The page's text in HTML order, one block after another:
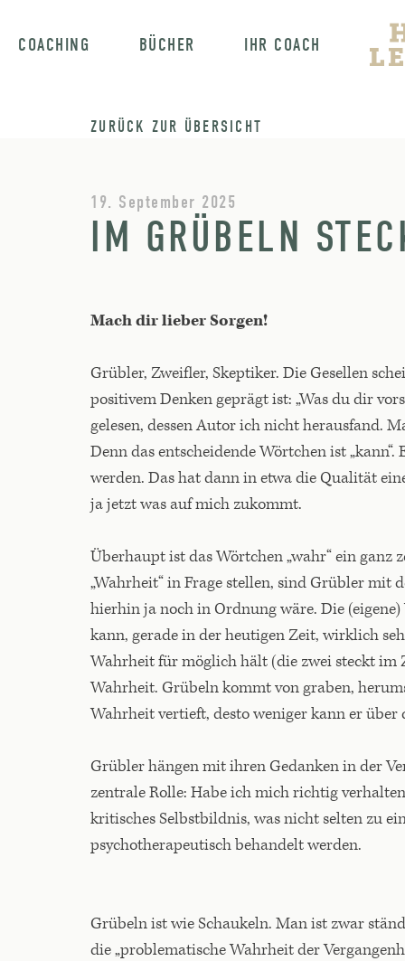
COACHING BÜCHER IHR COACH
ZURÜCK ZUR ÜBERSICHT
19. September 2025
IM GRÜBELN
Mach dir lieber Sorgen!
Grübler, Zweifler, Skeptiker. Die Gesellen
positivem Denken geprägt ist: „Was du dir
gelesen, dessen Autor ich nicht herausfand.
Denn das entscheidende Wörtchen ist
werden. Das hat dann in etwa die Qualität
ja jetzt was auf mich zukommt.
Überhaupt ist das Wörtchen „wahr“ ein
„Wahrheit“ in Frage stellen, sind Grübler mit
hierhin ja noch in Ordnung wäre. Die
kann, gerade in der heutigen Zeit, wirklich
Wahrheit für möglich hält (die zwei steckt im
Wahrheit. Grübeln kommt von graben,
Wahrheit vertieft, desto weniger kann er über
Grübler hängen mit ihren Gedanken in der
zentrale Rolle: Habe ich mich richtig
kritisches Selbstbildnis, was nicht selten zu
psychotherapeutisch behandelt werden.
Grübeln ist wie Schaukeln. Man ist zwar
die „problematische Wahrheit der